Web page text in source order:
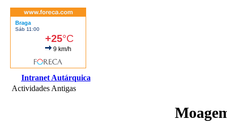
Intranet Autárquica
Actividades Antigas